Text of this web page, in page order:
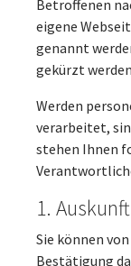
Betroffenen
eigene
genannt
gekürzt
Werden
verarbeitet,
stehen Ihnen
1.
Sie können
Bestätigung